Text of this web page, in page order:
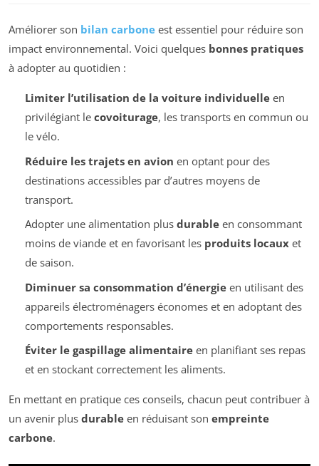
Améliorer son bilan carbone est essentiel pour réduire son
impact environnemental. Voici quelques bonnes pratiques
à adopter au quotidien :
Limiter l’utilisation de la voiture individuelleen
privilégiant le covoiturage, les transports en commun ou
le vélo.
Réduire les trajets en avion en optant pour des
destinations accessibles par d’autres moyens de
transport.
Adopter une alimentation plus durableen consommant
moins de viande et en favorisant les produits locauxet
de saison.
Diminuer sa consommation d’énergieen utilisant des
appareils électroménagers économes et en adoptant des
comportements responsables.
Éviter le gaspillage alimentaireen planifiant ses repas
et en stockant correctement les aliments.
En mettant en pratique ces conseils, chacun peut contribuer à
un avenir plus durable en réduisant son empreinte
carbone.